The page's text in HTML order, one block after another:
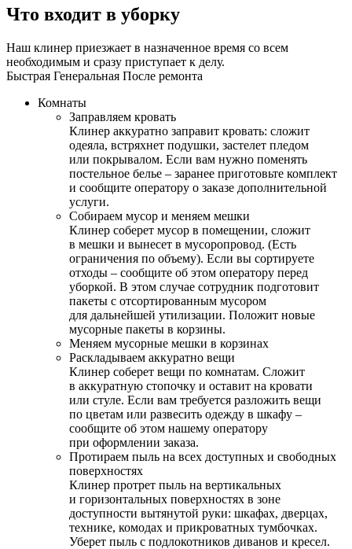
Что входит в уборку
Наш клинер приезжает в назначенное время со всем
необходимым и сразу приступает к делу.
Быстрая Генеральная После ремонта
Комнаты
Заправляем кровать
Клинер аккуратно заправит кровать: сложит
одеяла, встряхнет подушки, застелет пледом
или покрывалом. Если вам нужно поменять
постельное белье – заранее приготовьте комплект
и сообщите оператору о заказе дополнительной
услуги.
Собираем мусор и меняем мешки
Клинер соберет мусор в помещении, сложит
в мешки и вынесет в мусоропровод. (Есть
ограничения по объему). Если вы сортируете
отходы – сообщите об этом оператору перед
уборкой. В этом случае сотрудник подготовит
пакеты с отсортированным мусором
для дальнейшей утилизации. Положит новые
мусорные пакеты в корзины.
Меняем мусорные мешки в корзинах
Раскладываем аккуратно вещи
Клинер соберет вещи по комнатам. Сложит
в аккуратную стопочку и оставит на кровати
или стуле. Если вам требуется разложить вещи
по цветам или развесить одежду в шкафу –
сообщите об этом нашему оператору
при оформлении заказа.
Протираем пыль на всех доступных и свободных
поверхностях
Клинер протрет пыль на вертикальных
и горизонтальных поверхностях в зоне
доступности вытянутой руки: шкафах, дверцах,
технике, комодах и прикроватных тумбочках.
Уберет пыль с подлокотников диванов и кресел.